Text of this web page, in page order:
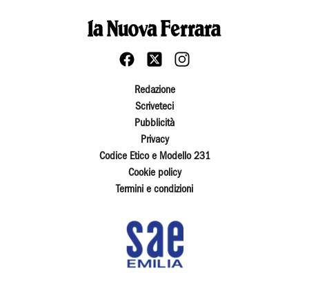
Redazione
Scriveteci
Pubblicità
Privacy
Codice Etico e Modello 231
Cookie policy
Termini e condizioni